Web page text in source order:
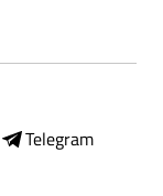
Telegram